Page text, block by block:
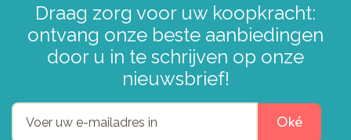
Draag zorg voor uw koopkracht:
ontvang onze beste aanbiedingen
door u in te schrijven op onze
nieuwsbrief!
Oké